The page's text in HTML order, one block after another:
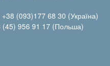
+38 (093)177 68 30 (Україна)
(45) 956 91 17 (Польша)